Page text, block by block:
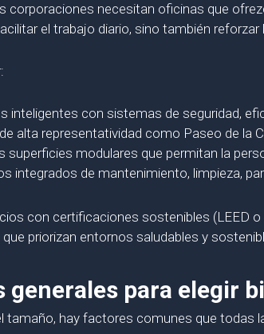
corporaciones necesitan oficinas que
el trabajo diario, sino también
inteligentes con sistemas de seguridad,
alta representatividad como Paseo de la
superficies modulares que permitan la
integrados de mantenimiento, limpieza,
con certificaciones sostenibles (LEED
priorizan entornos saludables y
generales para elegir
tamaño, hay factores comunes que todas